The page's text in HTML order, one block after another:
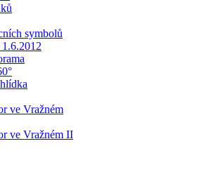
symbolů
ve Vražném
ve Vražném II